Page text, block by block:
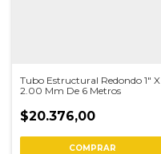
Tubo Estructural Redondo 1" X
2.00 Mm De 6 Metros
$20.376,00
COMPRAR